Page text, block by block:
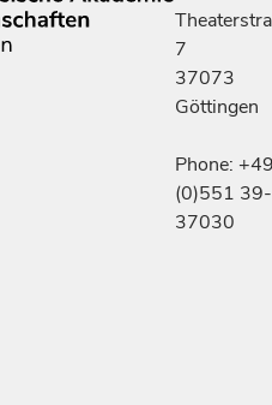
7
37073
Göttingen
Phone:
(0)551 39-
37030